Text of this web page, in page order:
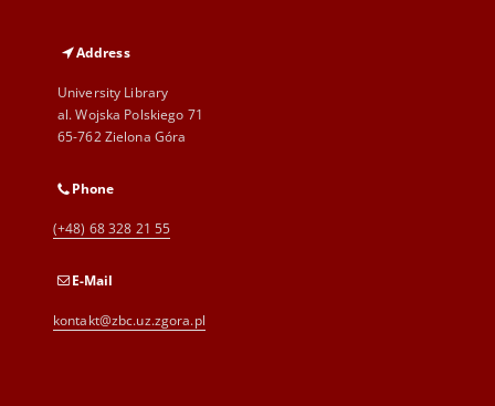
Address
University Library
al. Wojska Polskiego 71
65-762 Zielona Góra
Phone
(+48) 68 328 21 55
E-Mail
kontakt@zbc.uz.zgora.pl